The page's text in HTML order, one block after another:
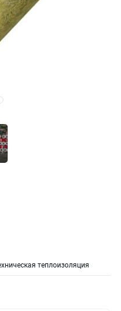
теплоизоляция